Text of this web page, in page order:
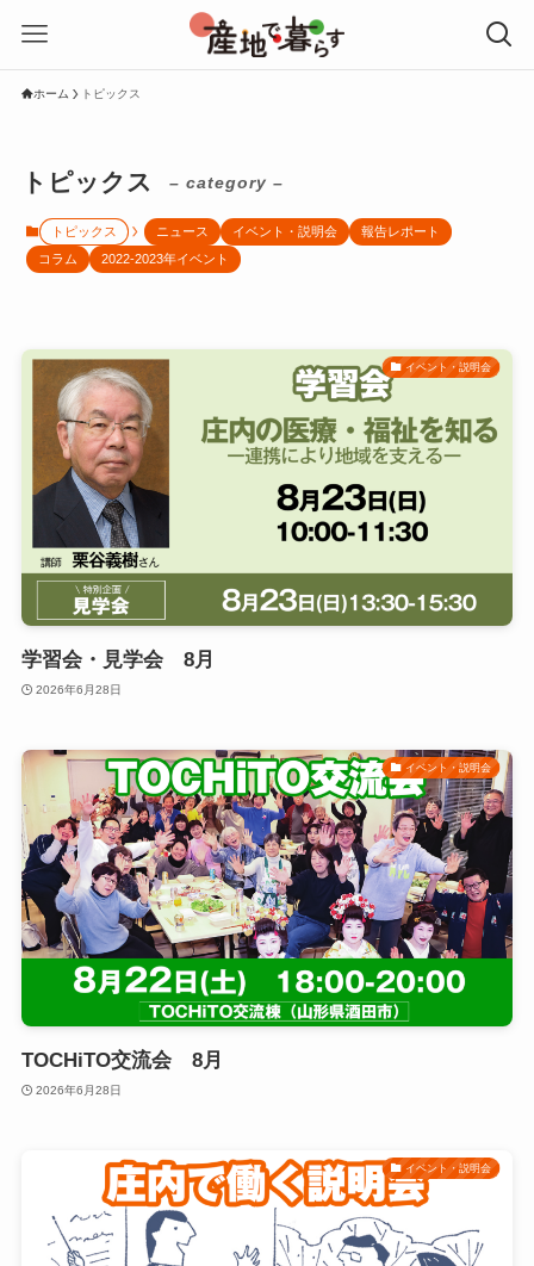
ホーム トピックス
トピックス – category –
トピックス ニュース イベント・説明会
報告レポート
コラム
2022-2023年イベント
イベント・説明会
学習会・見学会 8月
2026年6月28日
イベント・説明会
TOCHiTO交流会 8月
2026年6月28日
イベント・説明会